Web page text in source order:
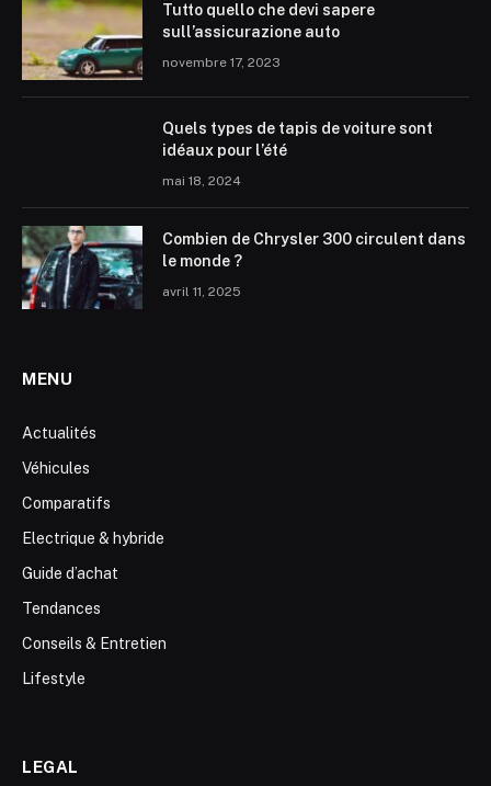
Tutto quello che devi sapere
sull’assicurazione auto
novembre 17, 2023
Quels types de tapis de voiture sont
idéaux pour l’été
mai 18, 2024
Combien de Chrysler 300 circulent dans
le monde ?
avril 11, 2025
MENU
Actualités
Véhicules
Comparatifs
Electrique & hybride
Guide d’achat
Tendances
Conseils & Entretien
Lifestyle
LEGAL